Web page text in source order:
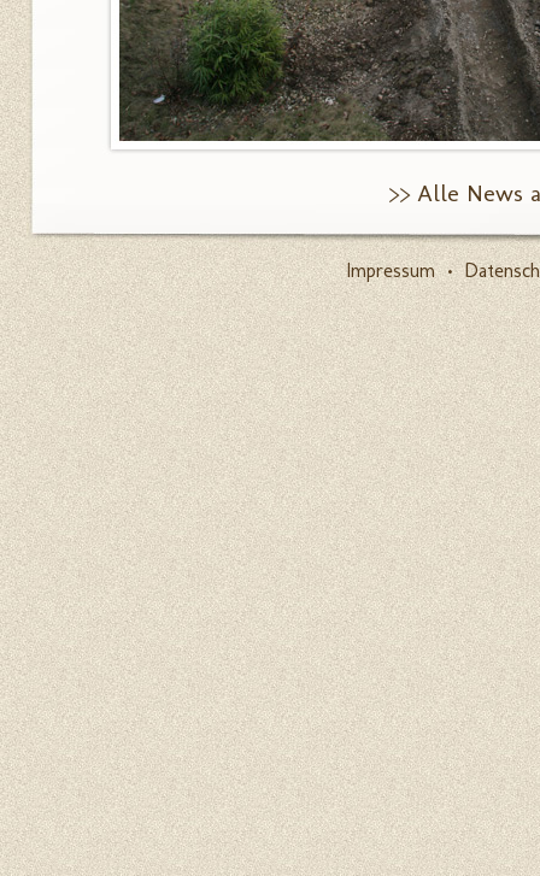
>> Alle News
Impressum •